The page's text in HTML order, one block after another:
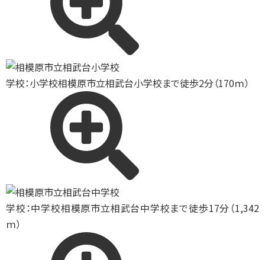
学校：小学校相模原市立相武台小学校まで徒歩2分（170ｍ）
学校：中学校相模原市立相武台中学校まで徒歩17分（1,342
ｍ）